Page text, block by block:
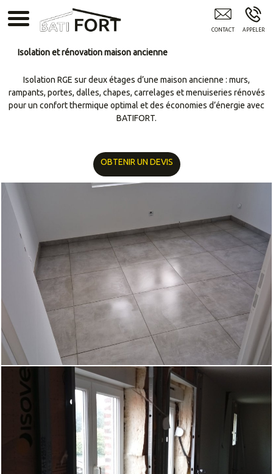
Isolation et rénovation maison ancienne
Isolation RGE sur deux étages d’une maison ancienne : murs,
rampants, portes, dalles, chapes, carrelages et menuiseries rénovés
pour un confort thermique optimal et des économies d’énergie avec
BATIFORT.
OBTENIR UN DEVIS